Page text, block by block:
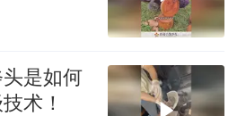
是如何
术！